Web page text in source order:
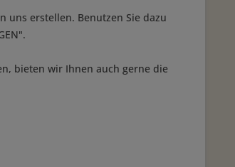
uns erstellen. Benutzen Sie dazu
bieten wir Ihnen auch gerne die